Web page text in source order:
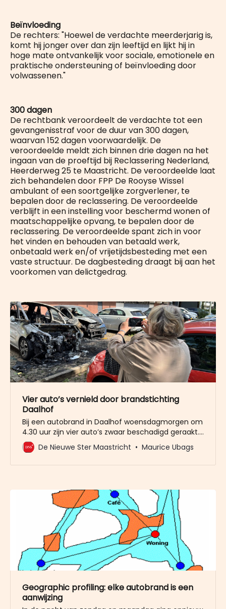
Beïnvloeding
De rechters: "Hoewel de verdachte meerderjarig is,
komt hij jonger over dan zijn leeftijd en lijkt hij in
hoge mate ontvankelijk voor sociale, emotionele en
praktische ondersteuning of beïnvloeding door
volwassenen."
300 dagen
De rechtbank veroordeelt de verdachte tot een
gevangenisstraf voor de duur van 300 dagen,
waarvan 152 dagen voorwaardelijk. De
veroordeelde meldt zich binnen drie dagen na het
ingaan van de proeftijd bij Reclassering Nederland,
Heerderweg 25 te Maastricht. De veroordeelde laat
zich behandelen door FPP De Rooyse Wissel
ambulant of een soortgelijke zorgverlener, te
bepalen door de reclassering. De veroordeelde
verblijft in een instelling voor beschermd wonen of
maatschappelijke opvang, te bepalen door de
reclassering. De veroordeelde spant zich in voor
het vinden en behouden van betaald werk,
onbetaald werk en/of vrijetijdsbesteding met een
vaste structuur. De dagbesteding draagt bij aan het
voorkomen van delictgedrag.
Vier auto’s vernield door brandstichting
Daalhof
Bij een autobrand in Daalhof woensdagmorgen om
4.30 uur zijn vier auto’s zwaar beschadigd geraakt.
Zeer waarschijnlijk is één auto aangestoken en
heeft het vuur ook drie andere auto’s aangetast.
De Nieuwe Ster Maastricht Maurice Ubags
Geographic profiling: elke autobrand is een
aanwijzing